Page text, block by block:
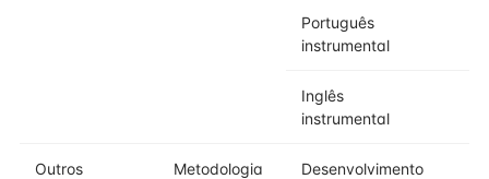
Português
instrumental
Inglês
instrumental
Outros
Metodologia
Desenvolvimento